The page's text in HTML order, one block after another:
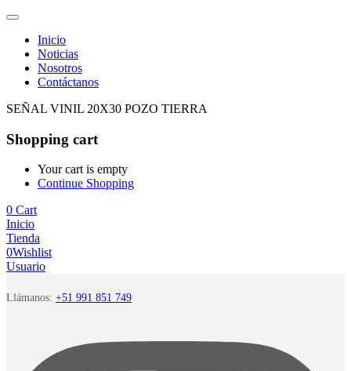
Inicio
Noticias
Nosotros
Contáctanos
SEÑAL VINIL 20X30 POZO TIERRA
Shopping cart
Your cart is empty
Continue Shopping
0 Cart
Inicio
Tienda
0Wishlist
Usuario
Llámanos: +51 991 851 749